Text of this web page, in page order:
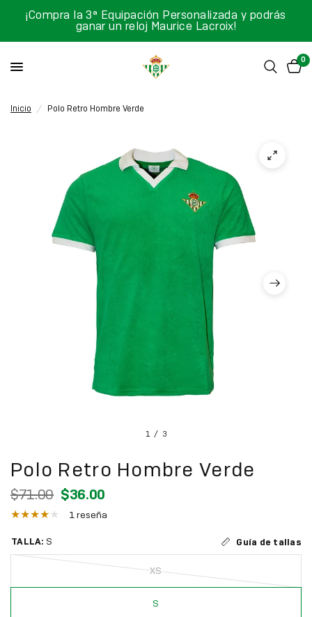
¡Compra la 3ª Equipación Personalizada y podrás
ganar un reloj Maurice Lacroix!
0
Inicio / Polo Retro Hombre Verde
1 / 3
Polo Retro Hombre Verde
$71.00 $36.00
1 reseña
TALLA: S Guía de tallas
XS
S